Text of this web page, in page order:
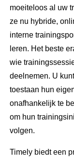
moeiteloos al uw
ze nu hybride,
interne
leren. Het beste
wie
deelnemen. U
toestaan ​​hun
onafhankelijk te
om hun
volgen.
Timely biedt een